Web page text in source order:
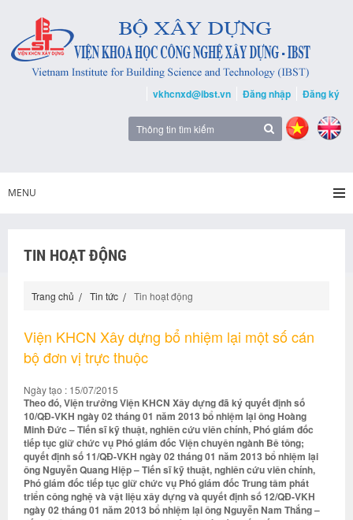
vkhcnxd@ibst.vn Đăng nhập Đăng ký
MENU
TIN HOẠT ĐỘNG
Trang chủ Tin tức Tin hoạt động
Viện KHCN Xây dựng bổ nhiệm lại một số cán
bộ đơn vị trực thuộc
Ngày tạo : 15/07/2015
Theo đó, Viện trưởng Viện KHCN Xây dựng đã ký quyết định số
10/QĐ-VKH ngày 02 tháng 01 năm 2013 bổ nhiệm lại ông Hoàng
Minh Đức – Tiến sĩ kỹ thuật, nghiên cứu viên chính, Phó giám đốc
tiếp tục giữ chức vụ Phó giám đốc Viện chuyên ngành Bê tông;
quyết định số 11/QĐ-VKH ngày 02 tháng 01 năm 2013 bổ nhiệm lại
ông Nguyễn Quang Hiệp – Tiến sĩ kỹ thuật, nghiên cứu viên chính,
Phó giám đốc tiếp tục giữ chức vụ Phó giám đốc Trung tâm phát
triển công nghệ và vật liệu xây dựng và quyết định số 12/QĐ-VKH
ngày 02 tháng 01 năm 2013 bổ nhiệm lại ông Nguyễn Nam Thắng –